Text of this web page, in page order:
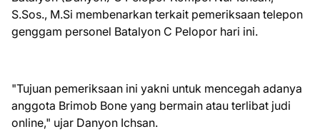
S.Sos., M.Si membenarkan terkait pemeriksaan telepon
genggam personel Batalyon C Pelopor hari ini.
"Tujuan pemeriksaan ini yakni untuk mencegah adanya
anggota Brimob Bone yang bermain atau terlibat judi
online," ujar Danyon Ichsan.